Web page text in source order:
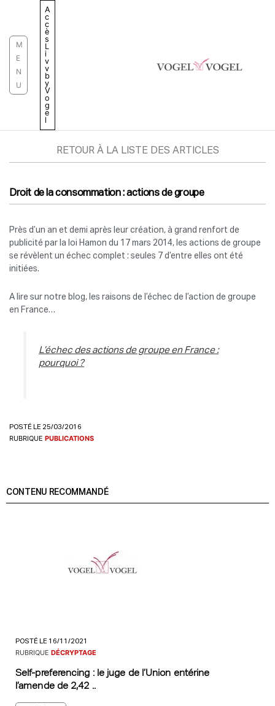
M
E
N
U
A
c
c
è
s
L
i
v
v
b
y
V
o
g
e
l
RETOUR À LA LISTE DES ARTICLES
Droit de la consommation : actions de groupe
Près d’un an et demi après leur création, à grand renfort de
publicité par la loi Hamon du 17 mars 2014, les actions de groupe
se révèlent un échec complet : seules 7 d’entre elles ont été
initiées.
A lire sur notre blog, les raisons de l’échec de l’action de groupe
en France…
L’échec des actions de groupe en France :
pourquoi ?
POSTÉ LE 25/03/2016
RUBRIQUE PUBLICATIONS
CONTENU RECOMMANDÉ
POSTÉ LE 16/11/2021
RUBRIQUE DÉCRYPTAGE
Self-preferencing : le juge de l’Union entérine
l’amende de 2,42 ..